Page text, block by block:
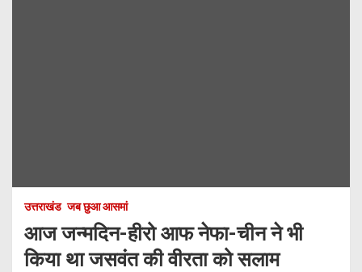
उत्तराखंड जब छुआ आसमां
आज जन्मदिन-हीरो आफ नेफा-चीन ने भी
किया था जसवंत की वीरता को सलाम